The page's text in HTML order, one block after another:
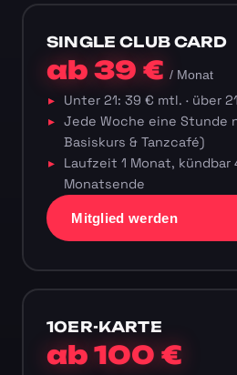
SINGLE CLUB CARD
ab 39 €/ Monat
Unter 21: 39 € mtl. · über
Jede Woche eine Stunde
Basiskurs & Tanzcafé)
Laufzeit 1 Monat, kündbar
Monatsende
Mitglied werden
10ER-KARTE
ab 100 €